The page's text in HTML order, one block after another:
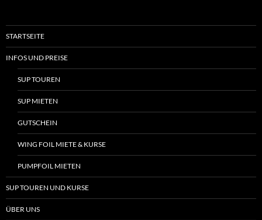
STARTSEITE
INFOS UND PREISE
SUP TOUREN
SUP MIETEN
GUTSCHEIN
WING FOIL MIETE & KURSE
PUMPFOIL MIETEN
SUP TOUREN UND KURSE
ÜBER UNS